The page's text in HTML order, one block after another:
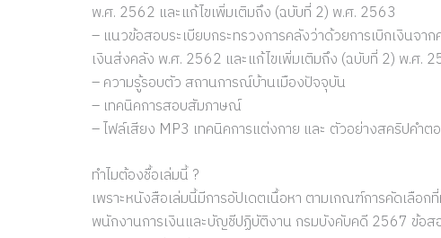
พ.ศ. 2562 และแก้ไขเพิ่มเติมถึง (ฉบับที่ 2) พ.ศ. 2563
– แนวข้อสอบระเบียบกระทรวงการคลังว่าด้วยการเบิกเงินจา
เงินส่งคลัง พ.ศ. 2562 และแก้ไขเพิ่มเติมถึง (ฉบับที่ 2) พ.ศ.
– ความรู้รอบตัว สถานการณ์บ้านเมืองปัจจุบัน
– เทคนิคการสอบสัมภาษณ์
– ไฟล์เสียง MP3 เทคนิคการแต่งกาย และ ตัวอย่างสคริปคำต
ทำไมต้องชื้อเล่มนี้ ?
เพราะหนังสือเล่มนี้มีการอัปเดตเนื้อหา ตามเกณฑ์การคัดเลือ
พนักงานการเงินและบัญชีปฏิบัติงาน กรมบังคับคดี 2567 ข้อส